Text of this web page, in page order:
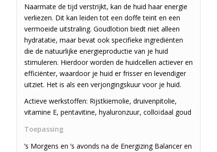
Naarmate de tijd verstrijkt, kan de huid haar energie
verliezen. Dit kan leiden tot een doffe teint en een
vermoeide uitstraling. Goudlotion biedt niet alleen
hydratatie, maar bevat ook specifieke ingrediënten
die de natuurlijke energieproductie van je huid
stimuleren. Hierdoor worden de huidcellen actiever en
efficiënter, waardoor je huid er frisser en levendiger
uitziet. Het is als een verjongingskuur voor je huid.
Actieve werkstoffen: Rijstkiemolie, druivenpitolie,
vitamine E, pentavitine, hyaluronzuur, colloïdaal goud
Toepassing
’s Morgens en ’s avonds na de Energizing Balancer en